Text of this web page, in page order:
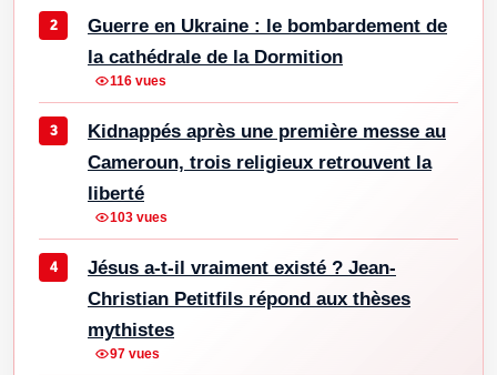
Guerre en Ukraine : le bombardement de
la cathédrale de la Dormition
116 vues
Kidnappés après une première messe au
Cameroun, trois religieux retrouvent la
liberté
103 vues
Jésus a-t-il vraiment existé ? Jean-
Christian Petitfils répond aux thèses
mythistes
97 vues